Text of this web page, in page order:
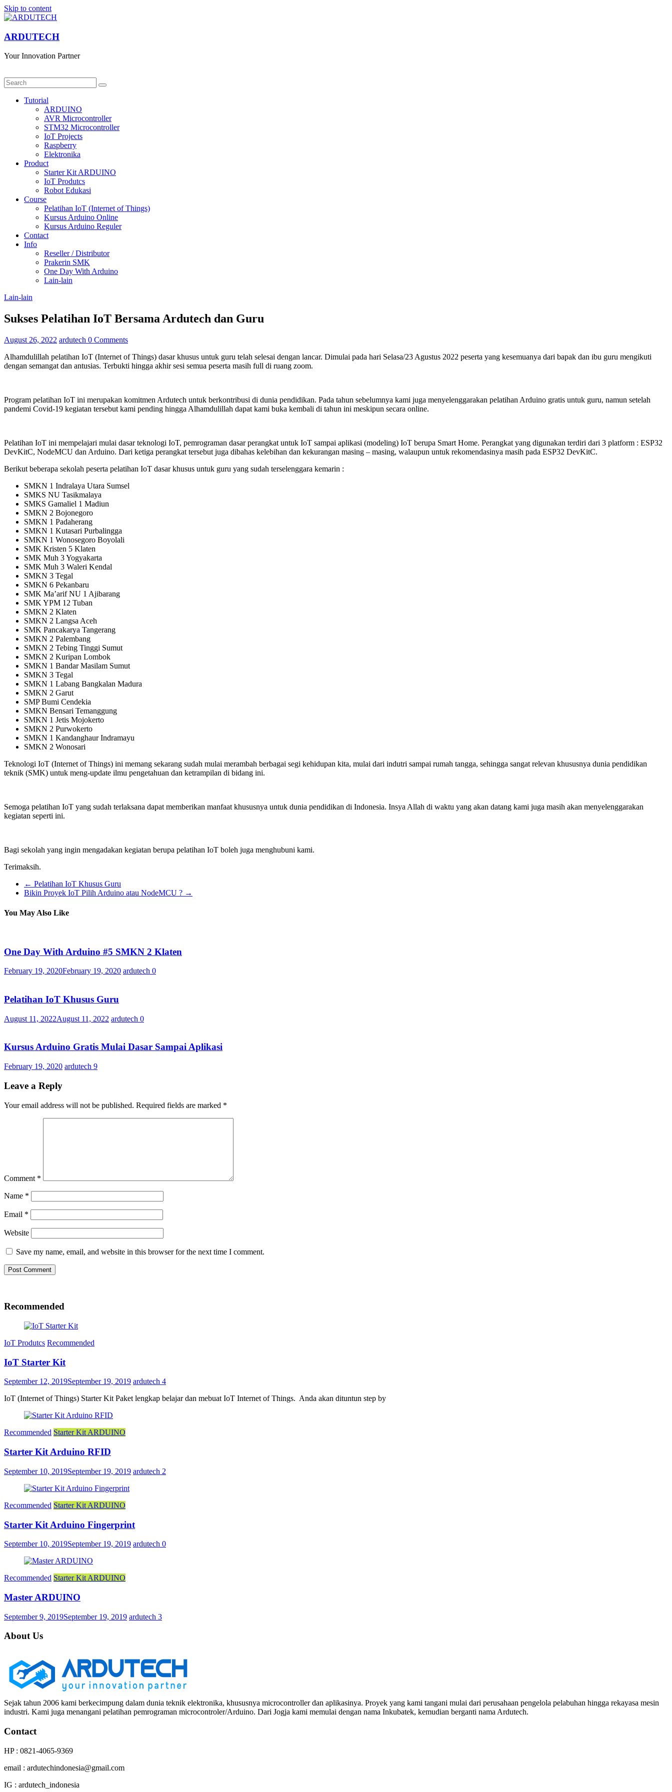
Skip to content
ARDUTECH
Your Innovation Partner
Tutorial
ARDUINO
AVR Microcontroller
STM32 Microcontroller
IoT Projects
Raspberry
Elektronika
Product
Starter Kit ARDUINO
IoT Produtcs
Robot Edukasi
Course
Pelatihan IoT (Internet of Things)
Kursus Arduino Online
Kursus Arduino Reguler
Contact
Info
Reseller / Distributor
Prakerin SMK
One Day With Arduino
Lain-lain
Lain-lain
Sukses Pelatihan IoT Bersama Ardutech dan Guru
August 26, 2022 ardutech 0 Comments
Alhamdulillah pelatihan IoT (Internet of Things) dasar khusus untuk guru telah selesai dengan lancar. Dimulai pada hari Selasa/23 Agustus 2022 peserta yang kesemuanya dari bapak dan ibu guru mengikuti
dengan semangat dan antusias. Terbukti hingga akhir sesi semua peserta masih full di ruang zoom.
Program pelatihan IoT ini merupakan komitmen Ardutech untuk berkontribusi di dunia pendidikan. Pada tahun sebelumnya kami juga menyelenggarakan pelatihan Arduino gratis untuk guru, namun setelah
pandemi Covid-19 kegiatan tersebut kami pending hingga Alhamdulillah dapat kami buka kembali di tahun ini meskipun secara online.
Pelatihan IoT ini mempelajari mulai dasar teknologi IoT, pemrograman dasar perangkat untuk IoT sampai aplikasi (modeling) IoT berupa Smart Home. Perangkat yang digunakan terdiri dari 3 platform : ESP32
DevKitC, NodeMCU dan Arduino. Dari ketiga perangkat tersebut juga dibahas kelebihan dan kekurangan masing – masing, walaupun untuk rekomendasinya masih pada ESP32 DevKitC.
Berikut beberapa sekolah peserta pelatihan IoT dasar khusus untuk guru yang sudah terselenggara kemarin :
SMKN 1 Indralaya Utara Sumsel
SMKS NU Tasikmalaya
SMKS Gamaliel 1 Madiun
SMKN 2 Bojonegoro
SMKN 1 Padaherang
SMKN 1 Kutasari Purbalingga
SMKN 1 Wonosegoro Boyolali
SMK Kristen 5 Klaten
SMK Muh 3 Yogyakarta
SMK Muh 3 Waleri Kendal
SMKN 3 Tegal
SMKN 6 Pekanbaru
SMK Ma’arif NU 1 Ajibarang
SMK YPM 12 Tuban
SMKN 2 Klaten
SMKN 2 Langsa Aceh
SMK Pancakarya Tangerang
SMKN 2 Palembang
SMKN 2 Tebing Tinggi Sumut
SMKN 2 Kuripan Lombok
SMKN 1 Bandar Masilam Sumut
SMKN 3 Tegal
SMKN 1 Labang Bangkalan Madura
SMKN 2 Garut
SMP Bumi Cendekia
SMKN Bensari Temanggung
SMKN 1 Jetis Mojokerto
SMKN 2 Purwokerto
SMKN 1 Kandanghaur Indramayu
SMKN 2 Wonosari
Teknologi IoT (Internet of Things) ini memang sekarang sudah mulai merambah berbagai segi kehidupan kita, mulai dari indutri sampai rumah tangga, sehingga sangat relevan khususnya dunia pendidikan
teknik (SMK) untuk meng-update ilmu pengetahuan dan ketrampilan di bidang ini.
Semoga pelatihan IoT yang sudah terlaksana dapat memberikan manfaat khususnya untuk dunia pendidikan di Indonesia. Insya Allah di waktu yang akan datang kami juga masih akan menyelenggarakan
kegiatan seperti ini.
Bagi sekolah yang ingin mengadakan kegiatan berupa pelatihan IoT boleh juga menghubuni kami.
Terimaksih.
← Pelatihan IoT Khusus Guru
Bikin Proyek IoT Pilih Arduino atau NodeMCU ? →
You May Also Like
One Day With Arduino #5 SMKN 2 Klaten
February 19, 2020February 19, 2020 ardutech 0
Pelatihan IoT Khusus Guru
August 11, 2022August 11, 2022 ardutech 0
Kursus Arduino Gratis Mulai Dasar Sampai Aplikasi
February 19, 2020 ardutech 9
Leave a Reply
Your email address will not be published. Required fields are marked *
Comment *
Name *
Email *
Website
Save my name, email, and website in this browser for the next time I comment.
Recommended
IoT Produtcs Recommended
IoT Starter Kit
September 12, 2019September 19, 2019 ardutech 4
IoT (Internet of Things) Starter Kit Paket lengkap belajar dan mebuat IoT Internet of Things. Anda akan dituntun step by
Recommended Starter Kit ARDUINO
Starter Kit Arduino RFID
September 10, 2019September 19, 2019 ardutech 2
Recommended Starter Kit ARDUINO
Starter Kit Arduino Fingerprint
September 10, 2019September 19, 2019 ardutech 0
Recommended Starter Kit ARDUINO
Master ARDUINO
September 9, 2019September 19, 2019 ardutech 3
About Us
Sejak tahun 2006 kami berkecimpung dalam dunia teknik elektronika, khususnya microcontroller dan aplikasinya. Proyek yang kami tangani mulai dari perusahaan pengelola pelabuhan hingga rekayasa mesin
industri. Kami juga menangani pelatihan pemrograman microcontroler/Arduino. Dari Jogja kami memulai dengan nama Inkubatek, kemudian berganti nama Ardutech.
Contact
HP : 0821-4065-9369
email : ardutechindonesia@gmail.com
IG : ardutech_indonesia